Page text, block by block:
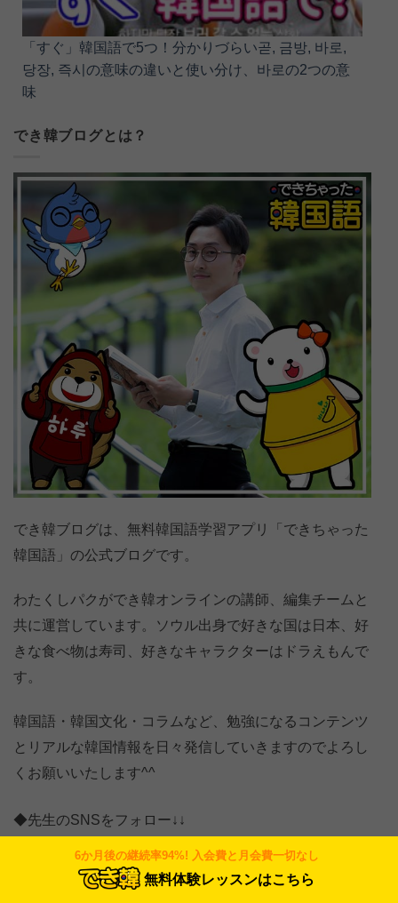
6か月後の継続率94%! 入会費と月会費一切なし
無料体験レッスンはこちら
「すぐ」韓国語で5つ！分かりづらい곧, 금방, 바로,
당장, 즉시の意味の違いと使い分け、바로の2つの意
味
でき韓ブログとは？
でき韓ブログは、無料韓国語学習アプリ「できちゃった
韓国語」の公式ブログです。
わたくしパクができ韓オンラインの講師、編集チームと
共に運営しています。ソウル出身で好きな国は日本、好
きな食べ物は寿司、好きなキャラクターはドラえもんで
す。
韓国語・韓国文化・コラムなど、勉強になるコンテンツ
とリアルな韓国情報を日々発信していきますのでよろし
くお願いいたします^^
◆先生のSNSをフォロー↓↓